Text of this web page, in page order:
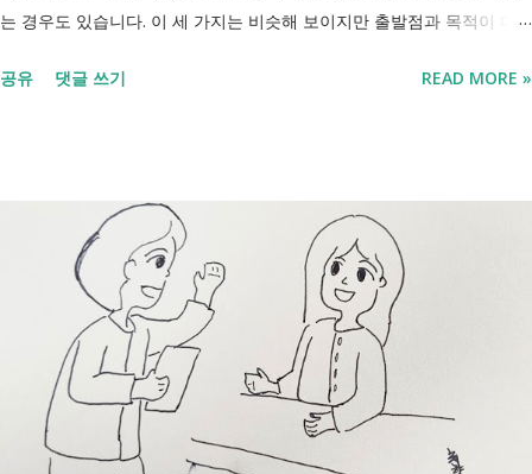
는 경우도 있습니다. 이 세 가지는 비슷해 보이지만 출발점과 목적이 다
것조차 포기하고 싶어집니다. 그래서 포기하지 않길 바라는 마음에 쉽게
눈에 비교해 보세요 구분 국민취업지원제도 자활근로 조건부수급자 운영
고용노동부 보건복지부·지자체 보건복지부·지자체 대상 취업을 원하는
저소득층, 청년, 중장년 수급자 및 차상위계층 근로능력이 있는 생계급여
수급자 목적 취업 지원 자립 준비 수급 유지 조건 관리 지원 상담, 훈련,
수당 자활사업 참여, 자활급여 자활사업 또는 취업지원 참여 참여 여부
신청 상황에 따라 참여 사실상 의무 즉, 국민취업제도 는 취업을 준비하
는 사람을 돕는 제도입니다. 자활근로 는 일한 기회를 제공하면서 자립을
지원하는 제도입니다. 조건부수급자 는 하나의 제도라기보다 생계급여를
공유 댓글 쓰기 READ MORE »